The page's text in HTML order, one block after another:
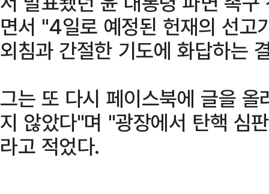
면서 "4일로 예정된 헌재의 선고
외침과 간절한 기도에 화답하는
그는 또 다시 페이스북에 글을
지 않았다"며 "광장에서 탄핵 심
라고 적었다.